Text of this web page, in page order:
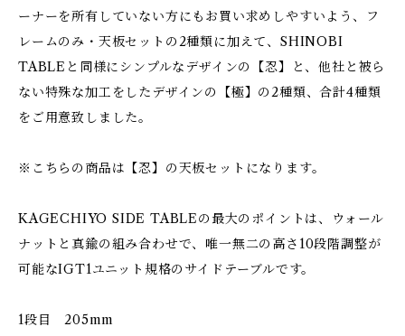
ーナーを所有していない方にもお買い求めしやすいよう、フ
レームのみ・天板セットの2種類に加えて、SHINOBI
TABLEと同様にシンプルなデザインの【忍】と、他社と被ら
ない特殊な加工をしたデザインの【極】の2種類、合計4種類
をご用意致しました。
※こちらの商品は【忍】の天板セットになります。
KAGECHIYO SIDE TABLEの最大のポイントは、ウォール
ナットと真鍮の組み合わせで、唯一無二の高さ10段階調整が
可能なIGT1ユニット規格のサイドテーブルです。
1段目 205mm